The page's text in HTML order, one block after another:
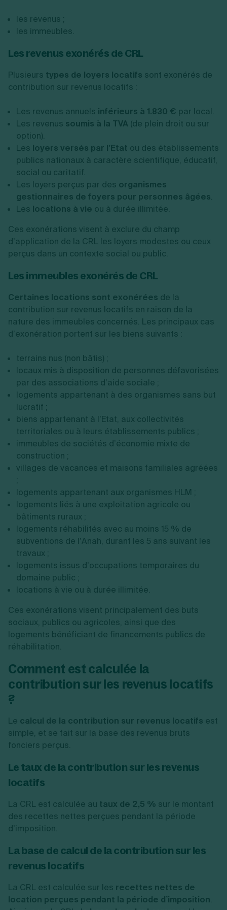
les revenus ;
les immeubles.
Les revenus exonérés de CRL
Plusieurs types de loyers locatifs sont exonérés de
contribution sur revenus locatifs :
Les revenus annuels inférieurs à 1.830 € par local.
Les revenus soumis à la TVA (de plein droit ou sur
option).
Les loyers versés par l’Etat ou des établissements
publics nationaux à caractère scientifique, éducatif,
social ou caritatif.
Les loyers perçus par des organismes
gestionnaires de foyers pour personnes âgées.
Les locations à vie ou à durée illimitée.
Ces exonérations visent à exclure du champ
d’application de la CRL les loyers modestes ou ceux
perçus dans un contexte social ou public.
Les immeubles exonérés de CRL
Certaines locations sont exonérées de la
contribution sur revenus locatifs en raison de la
nature des immeubles concernés. Les principaux cas
d’exonération portent sur les biens suivants :
terrains nus (non bâtis) ;
locaux mis à disposition de personnes défavorisées
par des associations d’aide sociale ;
logements appartenant à des organismes sans but
lucratif ;
biens appartenant à l’Etat, aux collectivités
territoriales ou à leurs établissements publics ;
immeubles de sociétés d’économie mixte de
construction ;
villages de vacances et maisons familiales agréées
;
logements appartenant aux organismes HLM ;
logements liés à une exploitation agricole ou
bâtiments ruraux ;
logements réhabilités avec au moins 15 % de
subventions de l’Anah, durant les 5 ans suivant les
travaux ;
logements issus d’occupations temporaires du
domaine public ;
locations à vie ou à durée illimitée.
Ces exonérations visent principalement des buts
sociaux, publics ou agricoles, ainsi que des
logements bénéficiant de financements publics de
réhabilitation.
Comment est calculée la
contribution sur les revenus locatifs
?
Le calcul de la contribution sur revenus locatifs est
simple, et se fait sur la base des revenus bruts
fonciers perçus.
Le taux de la contribution sur les revenus
locatifs
La CRL est calculée au taux de 2,5 % sur le montant
des recettes nettes perçues pendant la période
d’imposition.
La base de calcul de la contribution sur les
revenus locatifs
La CRL est calculée sur les recettes nettes de
location perçues pendant la période d’imposition.